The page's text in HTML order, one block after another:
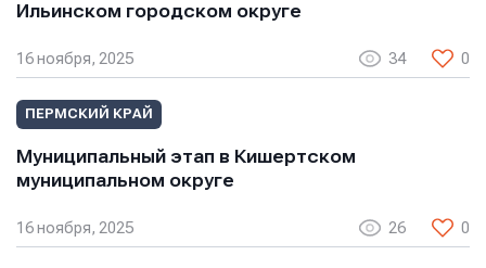
Ильинском городском округе
16 ноября, 2025 34 0
ПЕРМСКИЙ КРАЙ
Муниципальный этап в Кишертском
муниципальном округе
16 ноября, 2025 26 0
E-mail
Телефон
E-mail
Телефон
E-mail
Телефон